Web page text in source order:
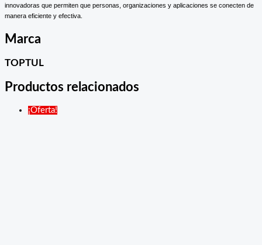
innovadoras que permiten que personas, organizaciones y aplicaciones se conecten de
manera eficiente y efectiva.
Marca
TOPTUL
Productos relacionados
¡Oferta!